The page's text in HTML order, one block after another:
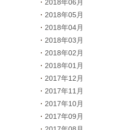
2018年06月
2018年05月
2018年04月
2018年03月
2018年02月
2018年01月
2017年12月
2017年11月
2017年10月
2017年09月